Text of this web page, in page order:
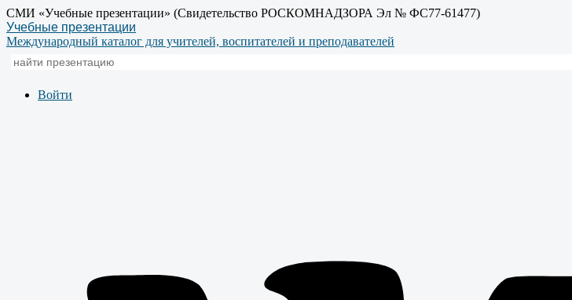
СМИ «Учебные презентации» (Свидетельство РОСКОМНАДЗОРА Эл № ФС77-61477)
Учебные презентации
Международный каталог для учителей, воспитателей и преподавателей
Войти